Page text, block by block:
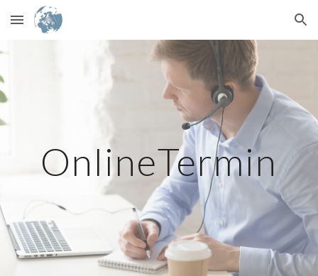
Skip to main content Skip to navigation
OnlineTermin